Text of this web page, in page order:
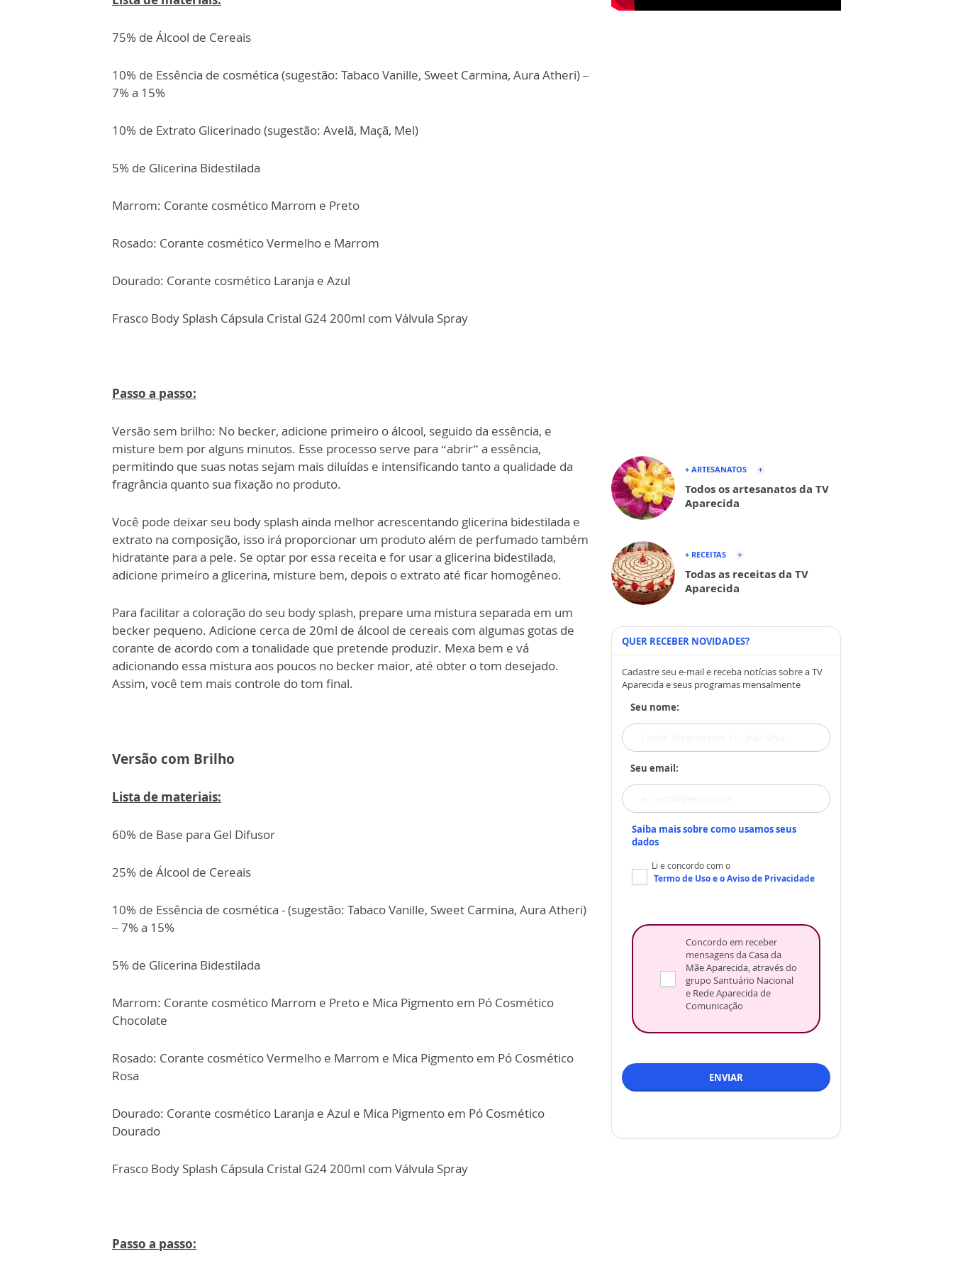
75% de Álcool de Cereais
10% de Essência de cosmética (sugestão: Tabaco Vanille, Sweet Carmina, Aura Atheri) –
7% a 15%
10% de Extrato Glicerinado (sugestão: Avelã, Maçã, Mel)
5% de Glicerina Bidestilada
Marrom: Corante cosmético Marrom e Preto
Rosado: Corante cosmético Vermelho e Marrom
Dourado: Corante cosmético Laranja e Azul
Frasco Body Splash Cápsula Cristal G24 200ml com Válvula Spray
Passo a passo:
Versão sem brilho: No becker, adicione primeiro o álcool, seguido da essência, e
misture bem por alguns minutos. Esse processo serve para “abrir” a essência,
permitindo que suas notas sejam mais diluídas e intensificando tanto a qualidade da
fragrância quanto sua fixação no produto.
Você pode deixar seu body splash ainda melhor acrescentando glicerina bidestilada e
extrato na composição, isso irá proporcionar um produto além de perfumado também
hidratante para a pele. Se optar por essa receita e for usar a glicerina bidestilada,
adicione primeiro a glicerina, misture bem, depois o extrato até ficar homogêneo.
Para facilitar a coloração do seu body splash, prepare uma mistura separada em um
becker pequeno. Adicione cerca de 20ml de álcool de cereais com algumas gotas de
corante de acordo com a tonalidade que pretende produzir. Mexa bem e vá
adicionando essa mistura aos poucos no becker maior, até obter o tom desejado.
Assim, você tem mais controle do tom final.
Versão com Brilho
Lista de materiais:
60% de Base para Gel Difusor
25% de Álcool de Cereais
10% de Essência de cosmética - (sugestão: Tabaco Vanille, Sweet Carmina, Aura Atheri)
– 7% a 15%
5% de Glicerina Bidestilada
Marrom: Corante cosmético Marrom e Preto e Mica Pigmento em Pó Cosmético
Chocolate
Rosado: Corante cosmético Vermelho e Marrom e Mica Pigmento em Pó Cosmético
Rosa
Dourado: Corante cosmético Laranja e Azul e Mica Pigmento em Pó Cosmético
Dourado
Frasco Body Splash Cápsula Cristal G24 200ml com Válvula Spray
Passo a passo:
+ ARTESANATOS
Todos os artesanatos da TV
Aparecida
+ RECEITAS
Todas as receitas da TV
Aparecida
QUER RECEBER NOVIDADES?
Cadastre seu e-mail e receba notícias sobre a TV
Aparecida e seus programas mensalmente
Seu nome:
Seu email:
Saiba mais sobre como usamos seus
dados
Li e concordo com o
Termo de Usoe oAviso de Privacidade
Concordo em receber
mensagens da Casa da
Mãe Aparecida, através do
grupo Santuário Nacional
e Rede Aparecida de
Comunicação
ENVIAR